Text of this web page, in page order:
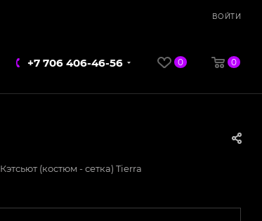
ВОЙТИ
0 0
+7 706 406-46-56
Кэтсьют (костюм - сетка) Tierra